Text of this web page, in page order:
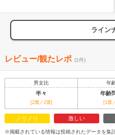
ライン
レビュー/観たレポ (1件)
男女比 年
半々 年齢
[2票／2票] [1票
ノリノリ 激しい
※掲載されている情報は投稿されたデータを集